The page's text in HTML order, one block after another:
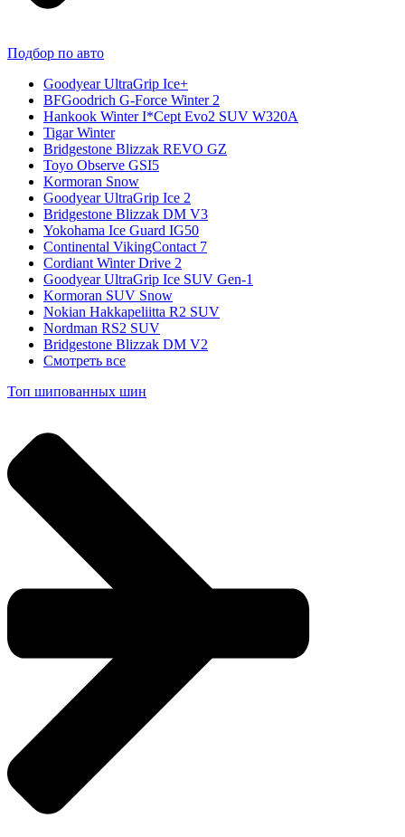
Подбор по авто
Goodyear UltraGrip Ice+
BFGoodrich G-Force Winter 2
Hankook Winter I*Cept Evo2 SUV W320A
Tigar Winter
Bridgestone Blizzak REVO GZ
Toyo Observe GSI5
Kormoran Snow
Goodyear UltraGrip Ice 2
Bridgestone Blizzak DM V3
Yokohama Ice Guard IG50
Continental VikingContact 7
Cordiant Winter Drive 2
Goodyear UltraGrip Ice SUV Gen-1
Kormoran SUV Snow
Nokian Hakkapeliitta R2 SUV
Nordman RS2 SUV
Bridgestone Blizzak DM V2
Смотреть все
Топ шипованных шин